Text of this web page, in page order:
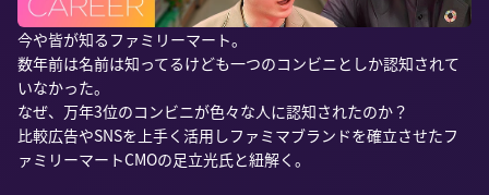
今や皆が知るファミリーマート。
数年前は名前は知ってるけども一つのコンビニとしか認知されて
いなかった。
なぜ、万年3位のコンビニが色々な人に認知されたのか？
比較広告やSNSを上手く活用しファミマブランドを確立させたフ
ァミリーマートCMOの足立光氏と紐解く。